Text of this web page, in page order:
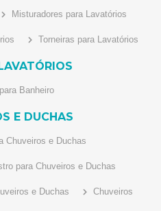
Misturadores para Lavatórios
Torneiras para Lavatórios
Banheiro
E DUCHAS
Chuveiros e Duchas
para Chuveiros e Duchas
e Duchas Chuveiros